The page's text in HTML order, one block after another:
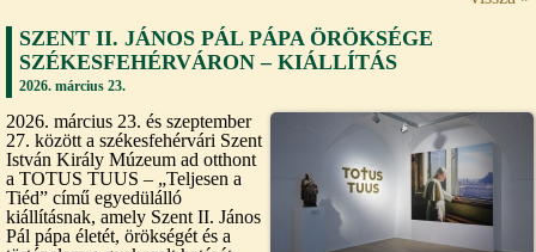
SZENT II. JÁNOS PÁL PÁPA ÖRÖKSÉGE
SZÉKESFEHÉRVÁRON – KIÁLLÍTÁS
2026. március 23.
2026. március 23. és szeptember
27. között a székesfehérvári Szent
István Király Múzeum ad otthont
a TOTUS TUUS – „Teljesen a
Tiéd” című egyedülálló
kiállításnak, amely Szent II. János
Pál pápa életét, örökségét és a